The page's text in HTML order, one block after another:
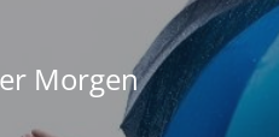
Morgen